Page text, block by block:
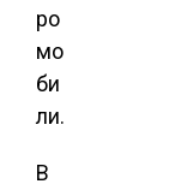
ро
мо
би
ли.
В